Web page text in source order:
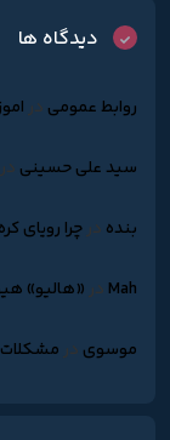
دیدگاه ها
روابط عمومی در
سید علی حسینی در
بنده درچرا رویای
Mah در«هالیو»
موسوی درمشکلات